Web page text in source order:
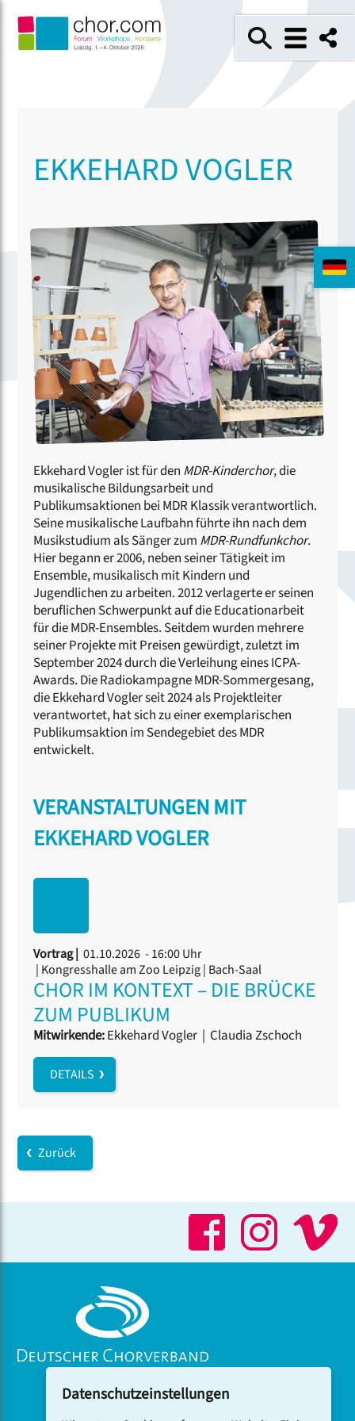
EKKEHARD VOGLER
Ekkehard Vogler ist für den MDR-Kinderchor, die
musikalische Bildungsarbeit und
Publikumsaktionen bei MDR Klassik verantwortlich.
Seine musikalische Laufbahn führte ihn nach dem
Musikstudium als Sänger zum MDR-Rundfunkchor.
Hier begann er 2006, neben seiner Tätigkeit im
Ensemble, musikalisch mit Kindern und
Jugendlichen zu arbeiten. 2012 verlagerte er seinen
beruflichen Schwerpunkt auf die Educationarbeit
für die MDR-Ensembles. Seitdem wurden mehrere
seiner Projekte mit Preisen gewürdigt, zuletzt im
September 2024 durch die Verleihung eines ICPA-
Awards. Die Radiokampagne MDR-Sommergesang,
die Ekkehard Vogler seit 2024 als Projektleiter
verantwortet, hat sich zu einer exemplarischen
Publikumsaktion im Sendegebiet des MDR
entwickelt.
VERANSTALTUNGEN MIT
EKKEHARD VOGLER
Vortrag | 01.10.2026 - 16:00 Uhr
| Kongresshalle am Zoo Leipzig | Bach-Saal
CHOR IM KONTEXT – DIE BRÜCKE
ZUM PUBLIKUM
Mitwirkende:Ekkehard Vogler | Claudia Zschoch
DETAILS
Zurück
Datenschutzeinstellungen